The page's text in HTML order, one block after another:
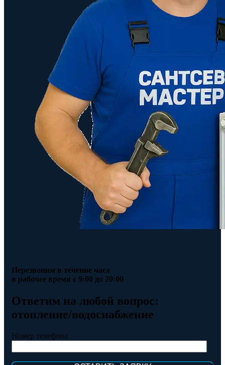
Перезвоним в течение часа
в рабочее время с 9:00 до 20:00
Ответим на любой вопрос:
отопление/водоснабжение
Номер телефона